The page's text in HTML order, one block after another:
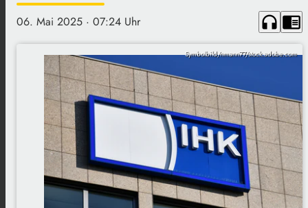
06. Mai 2025 · 07:24 Uhr headphones chrome_reader_mode
Symbolbild/nmann77/stock.adobe.com